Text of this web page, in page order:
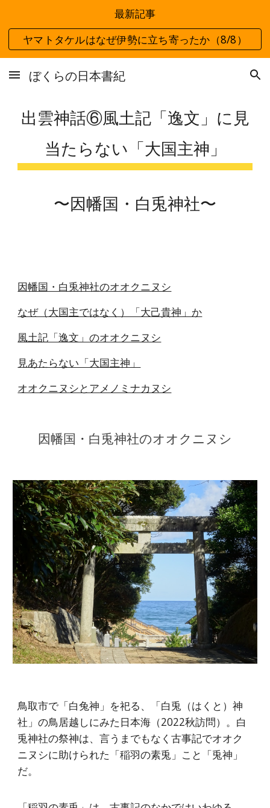
最新記事
ヤマトタケルはなぜ伊勢に立ち寄ったか（8/8）
ぼくらの日本書紀
出雲神話⑥風土記「逸文」に見
当たらない「大国主神」
〜因幡国・白兎神社〜
因幡国・白兎神社のオオクニヌシ
なぜ（大国主ではなく）「大己貴神」か
風土記「逸文」のオオクニヌシ
見あたらない「大国主神」
オオクニヌシとアメノミナカヌシ
因幡国・白兎神社のオオクニヌシ
鳥取市で「白兔神」を祀る、「白兎（はくと）神
社」の鳥居越しにみた日本海（2022秋訪問）。白
兎神社の祭神は、言うまでもなく古事記でオオク
ニヌシに助けられた「稲羽の素兎」こと「兎神」
だ。